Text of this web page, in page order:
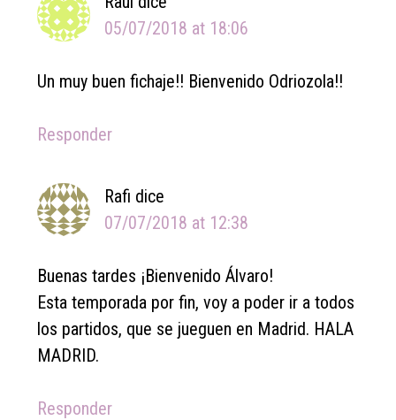
05/07/2018 at 18:06
Un muy buen fichaje!! Bienvenido Odriozola!!
Responder
Rafi dice
07/07/2018 at 12:38
Buenas tardes ¡Bienvenido Álvaro!
Esta temporada por fin, voy a poder ir a todos
los partidos, que se jueguen en Madrid. HALA
MADRID.
Responder